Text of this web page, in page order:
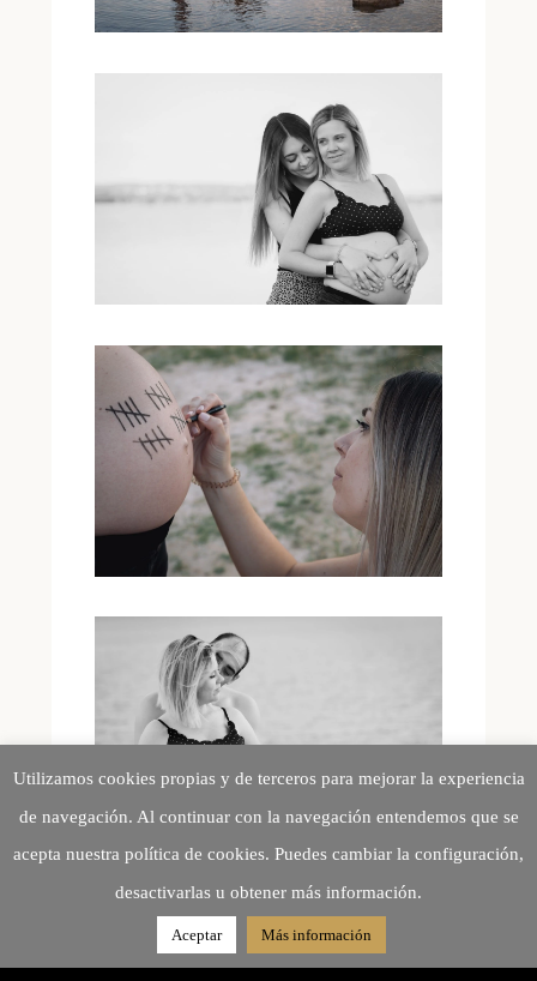
Utilizamos cookies propias y de terceros para mejorar la experiencia
de navegación. Al continuar con la navegación entendemos que se
acepta nuestra política de cookies. Puedes cambiar la configuración,
desactivarlas u obtener más información.
Aceptar Más información